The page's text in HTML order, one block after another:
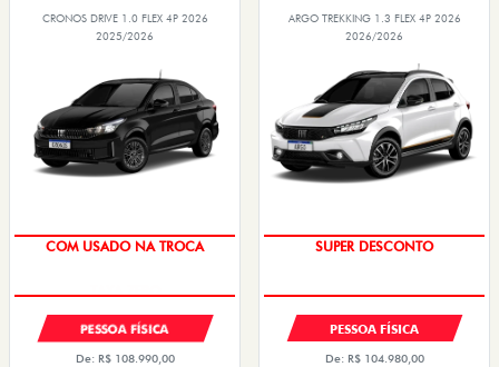
CRONOS DRIVE 1.0 FLEX 4P 2026
2025/2026
COM USADO NA TROCA
PESSOA FÍSICA
De: R$ 108.990,00
ARGO TREKKING 1.3 FLEX 4P 2026
2026/2026
SUPER DESCONTO
PESSOA FÍSICA
De: R$ 104.980,00